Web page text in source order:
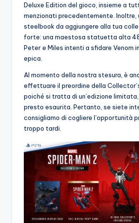
Deluxe Edition del gioco, insieme a
menzionati precedentemente. Inoltre,
steelbook da aggiungere alla tua
forte: una maestosa statuetta alta
Peter e Miles intenti a sfidare Venom
epica.
Al momento della nostra stesura, è
effettuare il preordine della
poiché si tratta di un’edizione
presto esaurita. Pertanto, se siete
consigliamo di cogliere l’opportunità
troppo tardi.